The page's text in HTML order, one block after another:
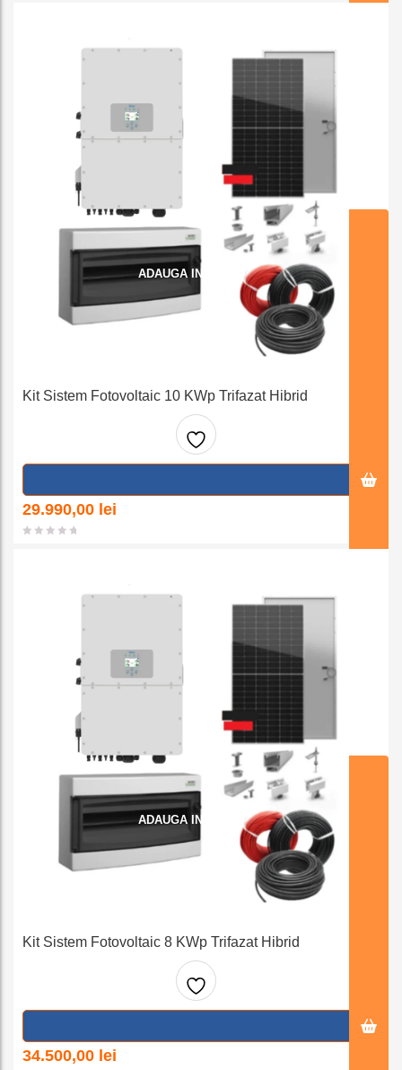
Kit Sistem Fotovoltaic 10 KWp Trifazat Hibrid
Adaug
ADAUGA IN COS
29.990,00 lei
Kit Sistem Fotovoltaic 8 KWp Trifazat Hibrid
Adaug
ADAUGA IN COS
34.500,00 lei